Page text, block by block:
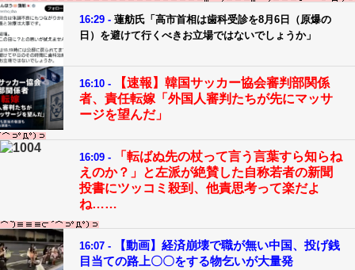
16:29 - 蓮舫氏「高市首相は歯科受診を8月6日（原爆の
日）を避けて行くべきお立場ではないでしょうか」
16:10 -
【速報】韓国サッカー協会審判部関係
者、責任転嫁「外国人審判たちが先にマッサ
ージを望んだ」
16:09 -
「転ばぬ先の杖って言う言葉すら知らね
えのか？」と左派が絶賛した自称若者の新聞
投書にツッコミ殺到、他責思考って楽だよ
ね……
16:07 -
【動画】経済崩壊で職が無い中国、投げ銭
目当ての路上〇〇をする物乞いが大量発